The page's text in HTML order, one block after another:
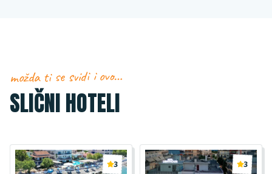
možda ti se svidi i ovo…
SLIČNI HOTELI
3 3